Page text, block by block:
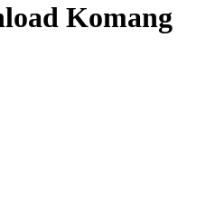
Komang